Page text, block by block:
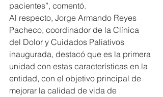
pacientes”, comentó.
Al respecto, Jorge Armando Reyes
Pacheco, coordinador de la Clínica
del Dolor y Cuidados Paliativos
inaugurada, destacó que es la primera
unidad con estas características en la
entidad, con el objetivo principal de
mejorar la calidad de vida de